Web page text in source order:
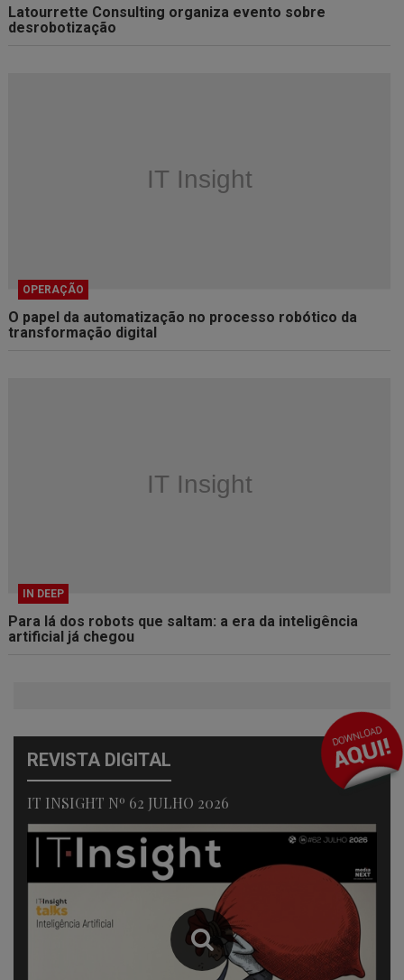
Latourrette Consulting organiza evento sobre
desrobotização
OPERAÇÃO
O papel da automatização no processo robótico da
transformação digital
IN DEEP
Para lá dos robots que saltam: a era da inteligência
artificial já chegou
REVISTA DIGITAL
IT INSIGHT Nº 62 JULHO 2026